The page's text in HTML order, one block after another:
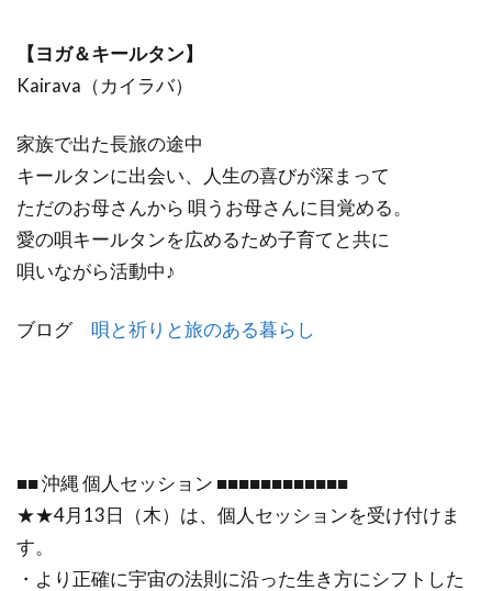
【ヨガ＆キールタン】
Kairava（カイラバ）
家族で出た長旅の途中
キールタンに出会い、人生の喜びが深まって
ただのお母さんから 唄うお母さんに目覚める。
愛の唄キールタンを広めるため子育てと共に
唄いながら活動中♪
ブログ 唄と祈りと旅のある暮らし
■■ 沖縄 個人セッション ■■■■■■■■■■■■
★★4月13日（木）は、個人セッションを受け付けま
す。
・より正確に宇宙の法則に沿った生き方にシフトした